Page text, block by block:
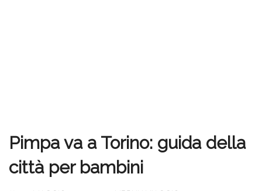
Pimpa va a Torino: guida della
città per bambini